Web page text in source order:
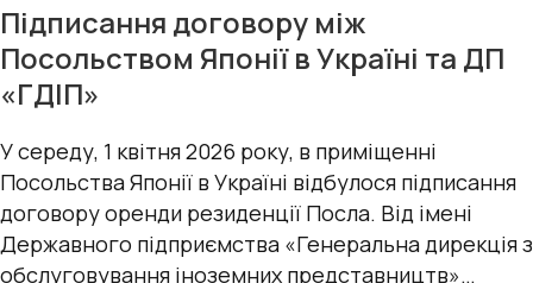
Підписання договору між
Посольством Японії в Україні та ДП
«ГДІП»
У середу, 1 квітня 2026 року, в приміщенні
Посольства Японії в Україні відбулося підписання
договору оренди резиденції Посла. Від імені
Державного підприємства «Генеральна дирекція з
обслуговування іноземних представництв»